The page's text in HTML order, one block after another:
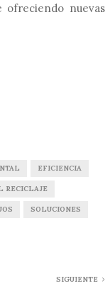
ofreciendo nuevas
EFICIENCIA
RECICLAJE
SOLUCIONES
SIGUIENTE